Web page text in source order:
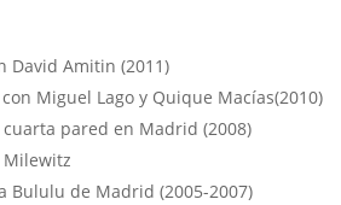
David Amitin (2011)
Miguel Lago y Quique Macías(2010)
pared en Madrid (2008)
Milewitz
Bululu de Madrid (2005-2007)